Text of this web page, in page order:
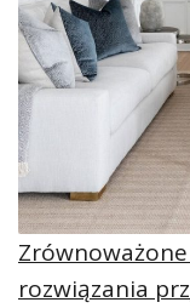
rozwiązania